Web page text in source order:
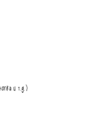
и т.д.)